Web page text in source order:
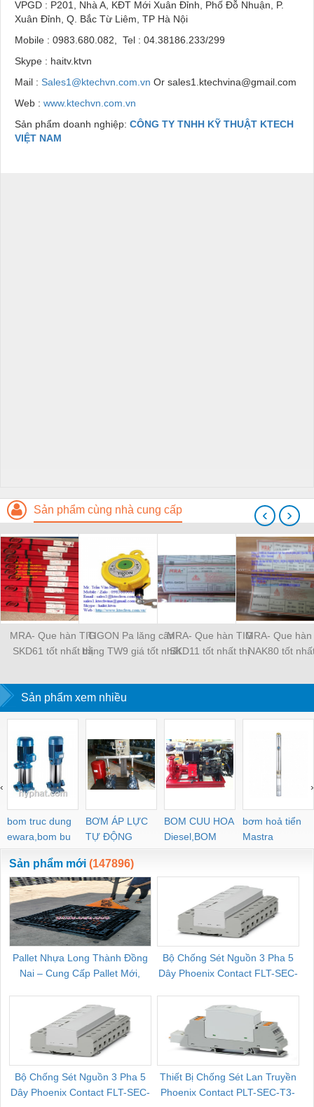
VPGD : P201, Nhà A, KĐT Mới Xuân Đỉnh, Phố Đỗ Nhuận, P.
Xuân Đỉnh, Q. Bắc Từ Liêm, TP Hà Nội
Mobile : 0983.680.082, Tel : 04.38186.233/299
Skype : haitv.ktvn
Mail : Sales1@ktechvn.com.vn Or sales1.ktechvina@gmail.com
Web : www.ktechvn.com.vn
Sản phẩm doanh nghiệp: CÔNG TY TNHH KỸ THUẬT KTECH
VIỆT NAM
Sản phẩm cùng nhà cung cấp
MRA- Que hàn TIG
SKD61 tốt nhất thị
TIGON Pa lăng cân
bằng TW9 giá tốt nhất
MRA- Que hàn TIG
SKD11 tốt nhất thị
MRA- Que hàn
NAK80 tốt
‹ ›
Sản phẩm xem nhiều
bom truc dung
ewara,bom bu
ewara
BƠM ÁP LỰC
TỰ ĐỘNG
BOM CUU HOA
Diesel,BOM
CHUA CHAY
bơm hoả tiển
Mastra
‹ ›
Sản phẩm mới (147896)
Pallet Nhựa Long Thành Đồng
Nai – Cung Cấp Pallet Mới,
Bộ Chống Sét Nguồn 3 Pha 5
Dây Phoenix Contact FLT-SEC-
Bộ Chống Sét Nguồn 3 Pha 5
Dây Phoenix Contact FLT-SEC-
Thiết Bị Chống Sét Lan Truyền
Phoenix Contact PLT-SEC-T3-